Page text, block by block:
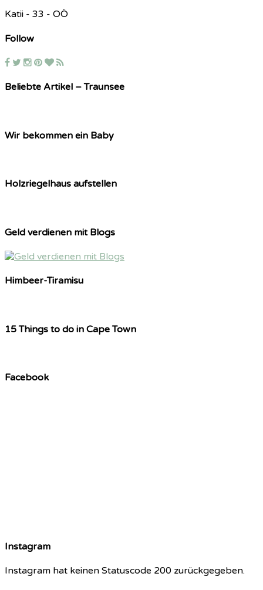
Katii - 33 - OÖ
Follow
Beliebte Artikel – Traunsee
Wir bekommen ein Baby
Holzriegelhaus aufstellen
Geld verdienen mit Blogs
Himbeer-Tiramisu
15 Things to do in Cape Town
Facebook
Instagram
Instagram hat keinen Statuscode 200 zurückgegeben.